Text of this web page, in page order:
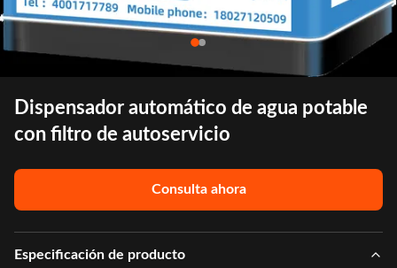
Dispensador automático de agua potable
con filtro de autoservicio
Consulta ahora
Especificación de producto